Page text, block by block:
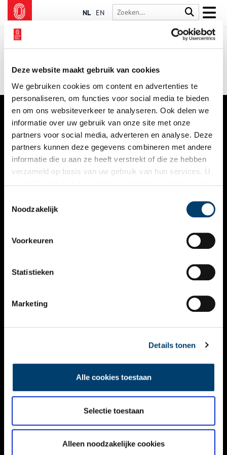
Deze website maakt gebruik van cookies
We gebruiken cookies om content en advertenties te
personaliseren, om functies voor social media te bieden
en om ons websiteverkeer te analyseren. Ook delen we
informatie over uw gebruik van onze site met onze
partners voor social media, adverteren en analyse. Deze
partners kunnen deze gegevens combineren met andere
informatie die u aan ze heeft verstrekt of die ze hebben
verzameld op basis van uw gebruik van hun services. U
Noodzakelijk
Voorkeuren
Statistieken
Marketing
Details tonen
Alle cookies toestaan
Selectie toestaan
Alleen noodzakelijke cookies
NL EN
VERHALEN
NIEUWS
KALENDER
ACTIVITEITEN
NIEUWSBRIEF
DISCLAIMER
TOEGANKELIJKHEID
Volg ONH op social media